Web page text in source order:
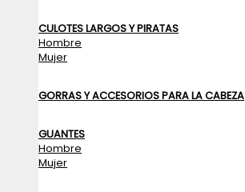
CULOTES LARGOS Y PIRATAS
Hombre
Mujer
GORRAS Y ACCESORIOS PARA LA CABEZA
GUANTES
Hombre
Mujer